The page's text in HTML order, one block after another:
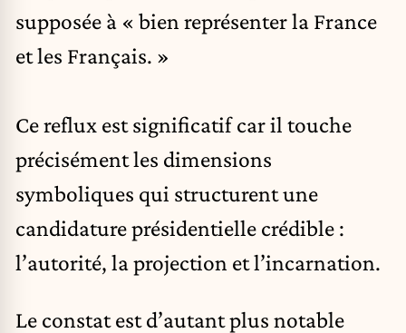
supposée à « bien représenter la France
et les Français. »
Ce reflux est significatif car il touche
précisément les dimensions
symboliques qui structurent une
candidature présidentielle crédible :
l’autorité, la projection et l’incarnation.
Le constat est d’autant plus notable